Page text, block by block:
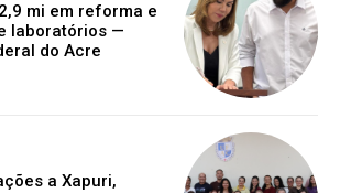
mi em reforma e
laboratórios —
do Acre
a Xapuri,